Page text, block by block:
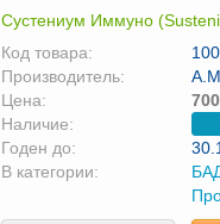
Сустениум Иммуно
Код товара:
Производитель:
Цена:
Наличие:
Годен до:
В категории: